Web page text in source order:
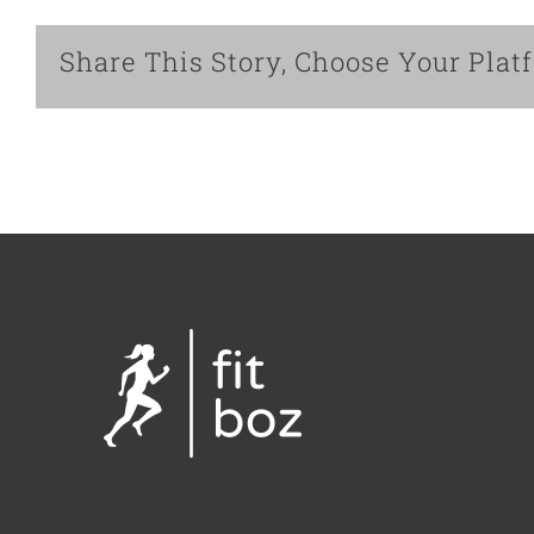
Share This Story, Choose Your